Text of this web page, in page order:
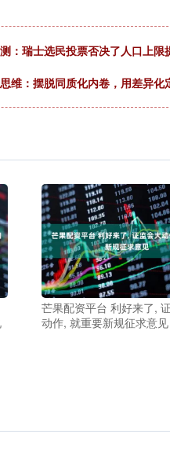
：瑞士选民投票否决了人口上限
维：摆脱同质化内卷，用差异化
芒果配资平台 利好来了,
动作, 就重要新规征求意见